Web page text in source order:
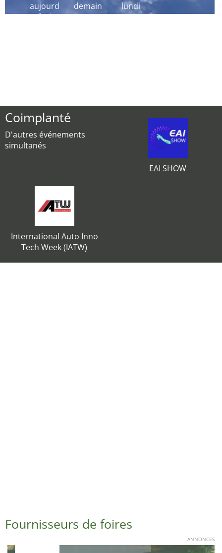
aujourd
´hui
demain lundi
Coimplanté
D'autres événements
simultanés
EAI SHOW
International Auto Inno
Tech Week (IATW)
Fournisseurs de foires
ANNONCES